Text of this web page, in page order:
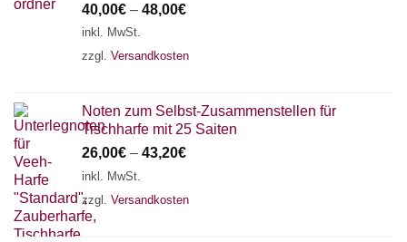
40,00€ – 48,00€
inkl. MwSt.
zzgl. Versandkosten
Noten zum Selbst-Zusammenstellen für
Tischharfe mit 25 Saiten
26,00€ – 43,20€
inkl. MwSt.
zzgl. Versandkosten